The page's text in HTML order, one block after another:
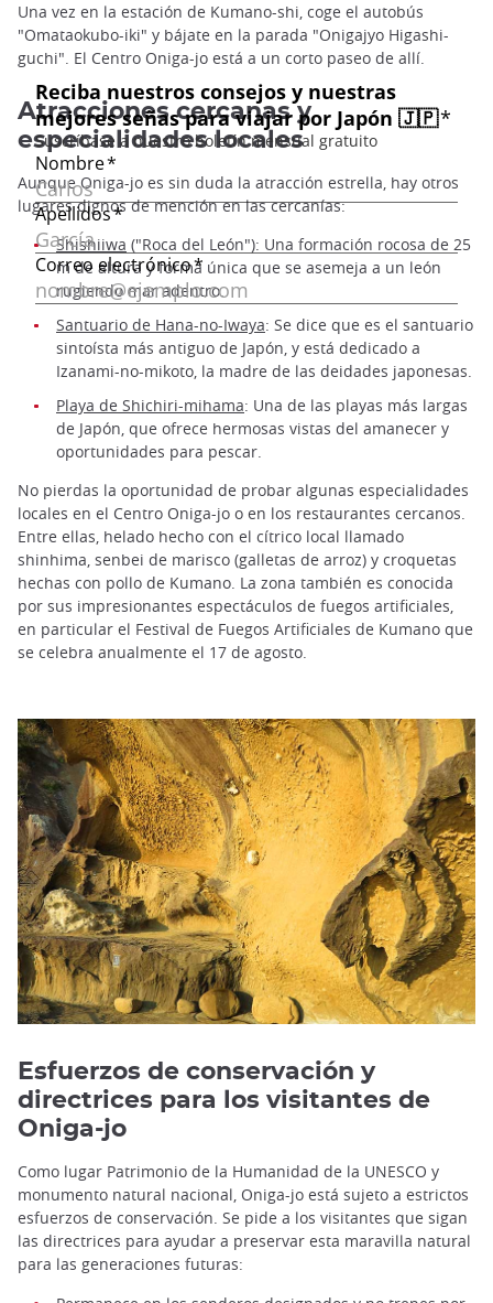
Una vez en la estación de Kumano-shi, coge el autobús
"Omataokubo-iki" y bájate en la parada "Onigajyo Higashi-
guchi". El Centro Oniga-jo está a un corto paseo de allí.
Atracciones cercanas y
especialidades locales
Aunque Oniga-jo es sin duda la atracción estrella, hay otros
lugares dignos de mención en las cercanías:
Shishiiwa ("Roca del León"): Una formación rocosa de 25
m de altura y forma única que se asemeja a un león
rugiendo mar adentro.
Santuario de Hana-no-Iwaya: Se dice que es el santuario
sintoísta más antiguo de Japón, y está dedicado a
Izanami-no-mikoto, la madre de las deidades japonesas.
Playa de Shichiri-mihama: Una de las playas más largas
de Japón, que ofrece hermosas vistas del amanecer y
oportunidades para pescar.
No pierdas la oportunidad de probar algunas especialidades
locales en el Centro Oniga-jo o en los restaurantes cercanos.
Entre ellas, helado hecho con el cítrico local llamado
shinhima, senbei de marisco (galletas de arroz) y croquetas
hechas con pollo de Kumano. La zona también es conocida
por sus impresionantes espectáculos de fuegos artificiales,
en particular el Festival de Fuegos Artificiales de Kumano que
se celebra anualmente el 17 de agosto.
Esfuerzos de conservación y
directrices para los visitantes de
Oniga-jo
Como lugar Patrimonio de la Humanidad de la UNESCO y
monumento natural nacional, Oniga-jo está sujeto a estrictos
esfuerzos de conservación. Se pide a los visitantes que sigan
las directrices para ayudar a preservar esta maravilla natural
para las generaciones futuras: